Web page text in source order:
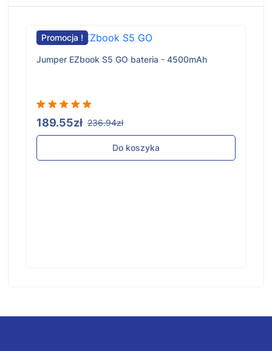
Promocja !
Jumper EZbook S5 GO bateria - 4500mAh
189.55zł 236.94zł
Do koszyka